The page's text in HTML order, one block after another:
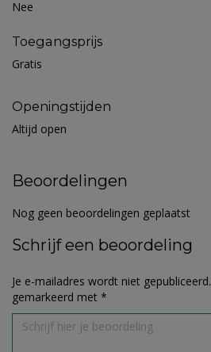
Nee
Toegangsprijs
Gratis
Openingstijden
Altijd open
Beoordelingen
Nog geen beoordelingen geplaatst
Schrijf een beoordeling
Je e-mailadres wordt niet gepubliceerd.
gemarkeerd met *